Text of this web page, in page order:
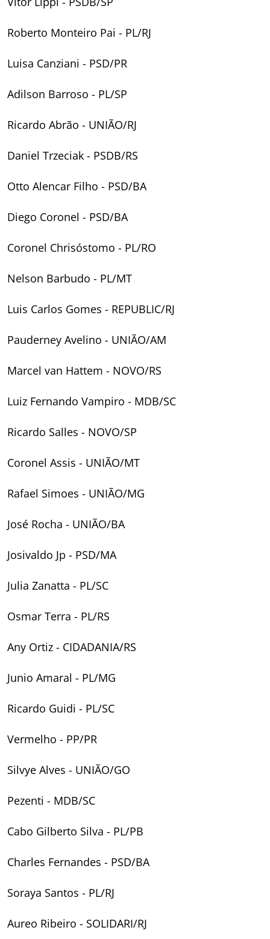
Roberto Monteiro Pai - PL/RJ
Luisa Canziani - PSD/PR
Adilson Barroso - PL/SP
Ricardo Abrão - UNIÃO/RJ
Daniel Trzeciak - PSDB/RS
Otto Alencar Filho - PSD/BA
Diego Coronel - PSD/BA
Coronel Chrisóstomo - PL/RO
Nelson Barbudo - PL/MT
Luis Carlos Gomes - REPUBLIC/RJ
Pauderney Avelino - UNIÃO/AM
Marcel van Hattem - NOVO/RS
Luiz Fernando Vampiro - MDB/SC
Ricardo Salles - NOVO/SP
Coronel Assis - UNIÃO/MT
Rafael Simoes - UNIÃO/MG
José Rocha - UNIÃO/BA
Josivaldo Jp - PSD/MA
Julia Zanatta - PL/SC
Osmar Terra - PL/RS
Any Ortiz - CIDADANIA/RS
Junio Amaral - PL/MG
Ricardo Guidi - PL/SC
Vermelho - PP/PR
Silvye Alves - UNIÃO/GO
Pezenti - MDB/SC
Cabo Gilberto Silva - PL/PB
Charles Fernandes - PSD/BA
Soraya Santos - PL/RJ
Aureo Ribeiro - SOLIDARI/RJ